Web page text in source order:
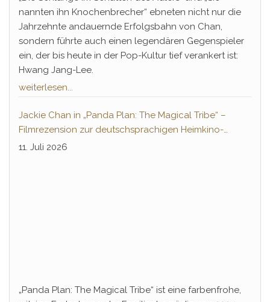
nannten ihn Knochenbrecher“ ebneten nicht nur die
Jahrzehnte andauernde Erfolgsbahn von Chan,
sondern führte auch einen legendären Gegenspieler
ein, der bis heute in der Pop-Kultur tief verankert ist:
Hwang Jang-Lee.
weiterlesen...
Jackie Chan in „Panda Plan: The Magical Tribe“ –
Filmrezension zur deutschsprachigen Heimkino-
Premiere
11. Juli 2026
„Panda Plan: The Magical Tribe“ ist eine farbenfrohe,